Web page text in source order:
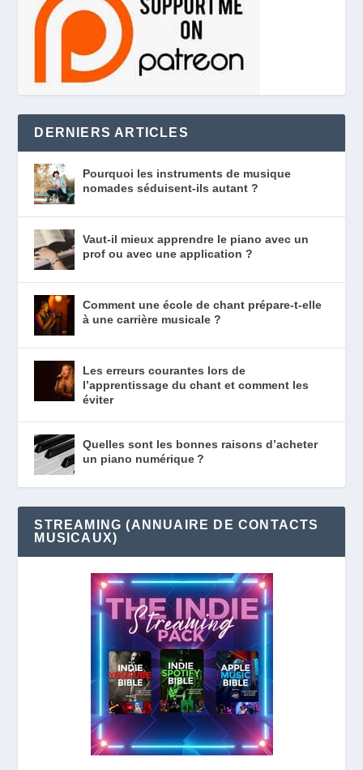
DERNIERS ARTICLES
Pourquoi les instruments de musique
nomades séduisent-ils autant ?
Vaut-il mieux apprendre le piano avec un
prof ou avec une application ?
Comment une école de chant prépare-t-elle
à une carrière musicale ?
Les erreurs courantes lors de
l’apprentissage du chant et comment les
éviter
Quelles sont les bonnes raisons d’acheter
un piano numérique ?
STREAMING (ANNUAIRE DE CONTACTS
MUSICAUX)